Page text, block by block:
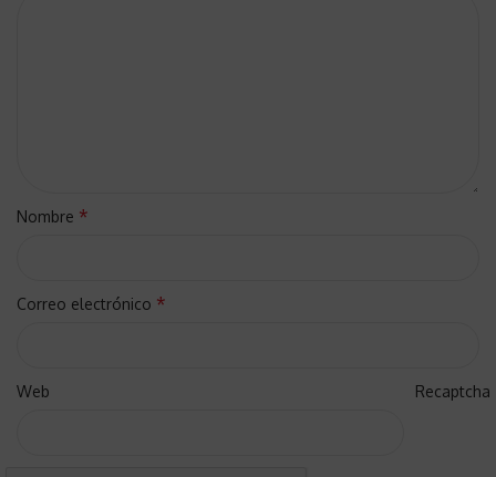
Nombre *
Correo electrónico *
Web Recaptcha